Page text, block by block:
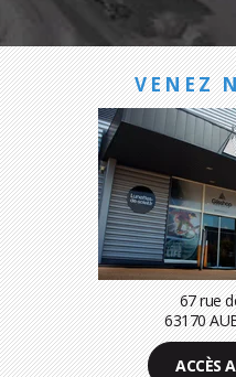
VENEZ
67 rue
63170
ACCÈS